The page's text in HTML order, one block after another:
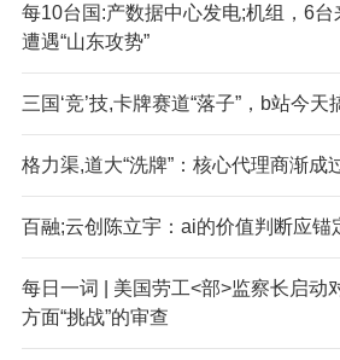
每10台国:产数据中心发电;机组，6
遭遇“山东攻势”
三国‘竞’技,卡牌赛道“落子”，b站今天
格力渠,道大“洗牌”：核心代理商渐成
百融;云创陈立宇：ai的价值判断应锚
每日一词 | 美国劳工<部>监察长启动
方面“挑战”的审查